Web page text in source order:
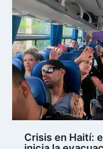
Crisis en Haití: